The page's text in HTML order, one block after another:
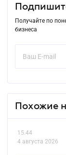
Получайте по
бизнеса
Похожие
15.44
4 августа 2026